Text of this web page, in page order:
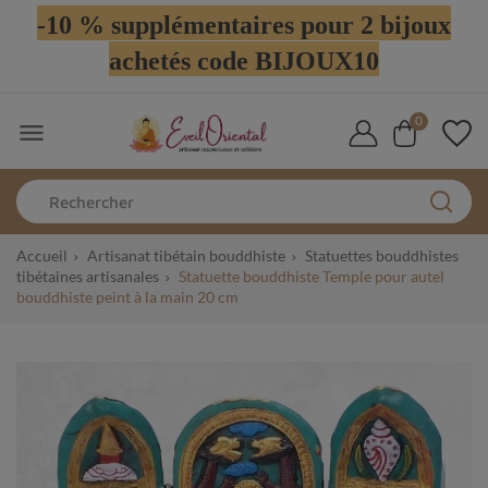
-10 % supplémentaires pour 2 bijoux
achetés code BIJOUX10
 0
Accueil Artisanat tibétain bouddhiste
Statuettes bouddhistes
tibétaines artisanales
Statuette bouddhiste Temple pour autel
bouddhiste peint à la main 20 cm